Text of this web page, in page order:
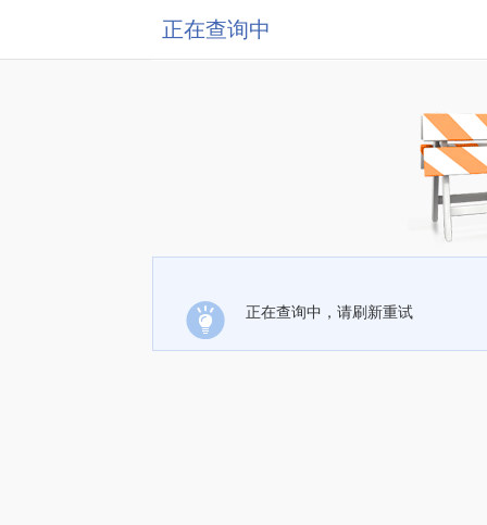
正在查询中
正在查询中，请刷新重试